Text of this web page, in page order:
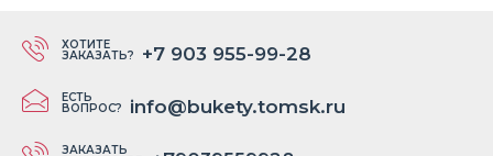
ХОТИТЕ
ЗАКАЗАТЬ? +7 903 955-99-28
ЕСТЬ
ВОПРОС? info@bukety.tomsk.ru
ЗАКАЗАТЬ